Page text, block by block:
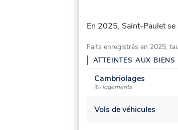
En 2025, Saint-Paulet se
Faits enregistrés en 2025,
ATTEINTES AUX BIENS
Cambriolages
‰ logements
Vols de véhicules